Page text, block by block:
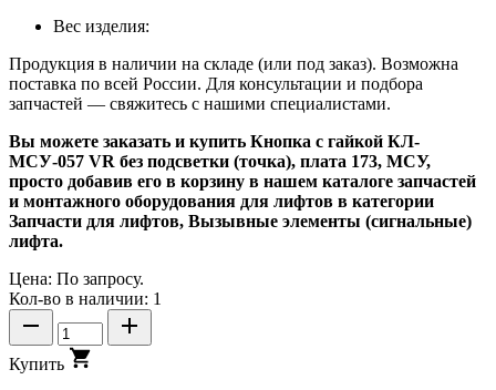
Вес изделия:
Продукция в наличии на складе (или под заказ). Возможна
поставка по всей России. Для консультации и подбора
запчастей — свяжитесь с нашими специалистами.
Вы можете заказать и купить Кнопка с гайкой КЛ-
МСУ-057 VR без подсветки (точка), плата 173, МСУ,
просто добавив его в корзину в нашем каталоге запчастей
и монтажного оборудования для лифтов в категории
Запчасти для лифтов, Вызывные элементы (сигнальные)
лифта.
Цена: По запросу.
Кол-во в наличии: 1
Купить